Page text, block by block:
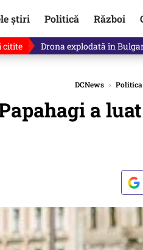
știri Politică Război
citite Drona explodată în
DCNews › Politica
a